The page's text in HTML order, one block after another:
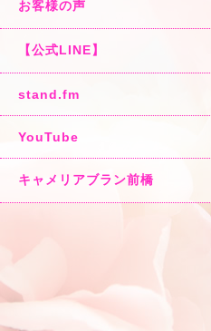
お客様の声
【公式LINE】
stand.fm
YouTube
キャメリアブラン前橋